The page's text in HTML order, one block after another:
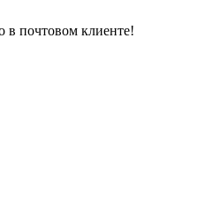
в почтовом клиенте!